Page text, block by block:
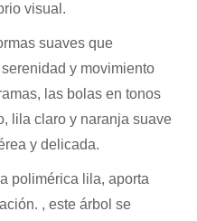
visual.
suaves que
y movimiento
las bolas en tonos
lila claro y naranja suave
y delicada.
polimérica lila, aporta
, este árbol se